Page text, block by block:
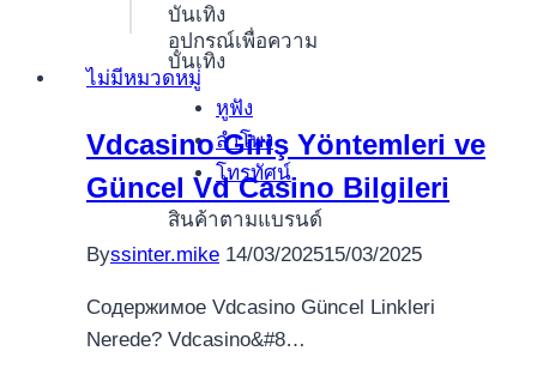
บันเทิง
อุปกรณ์เพื่อความ
บันเทิง
หูฟัง
ลำโพง
โทรทัศน์
สินค้าตามแบรนด์
ไม่มีหมวดหมู่
Vdcasino Giriş Yöntemleri ve
Güncel Vd Casino Bilgileri
Byssinter.mike 14/03/202515/03/2025
Содержимое Vdcasino Güncel Linkleri
Nerede? Vdcasino&#8…